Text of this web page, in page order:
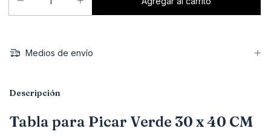
Medios de envío
Descripción
Tabla para Picar Verde 30 x 40 CM